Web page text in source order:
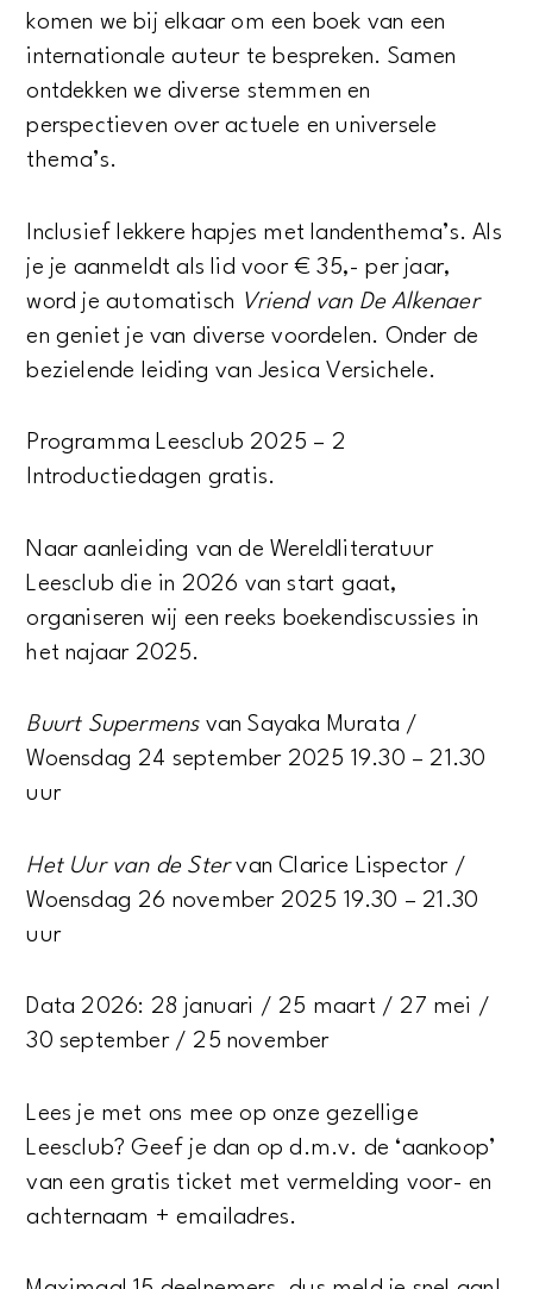
komen we bij elkaar om een boek van een
internationale auteur te bespreken. Samen
ontdekken we diverse stemmen en
perspectieven over actuele en universele
thema’s.
Inclusief lekkere hapjes met landenthema’s. Als
je je aanmeldt als lid voor € 35,- per jaar,
word je automatisch Vriend van De Alkenaer
en geniet je van diverse voordelen. Onder de
bezielende leiding van Jesica Versichele.
Programma Leesclub 2025 – 2
Introductiedagen gratis.
Naar aanleiding van de Wereldliteratuur
Leesclub die in 2026 van start gaat,
organiseren wij een reeks boekendiscussies in
het najaar 2025.
Buurt Supermensvan Sayaka Murata /
Woensdag 24 september 2025 19.30 – 21.30
uur
Het Uur van de Stervan Clarice Lispector /
Woensdag 26 november 2025 19.30 – 21.30
uur
Data 2026: 28 januari / 25 maart / 27 mei /
30 september / 25 november
Lees je met ons mee op onze gezellige
Leesclub? Geef je dan op d.m.v. de ‘aankoop’
van een gratis ticket met vermelding voor- en
achternaam + emailadres.